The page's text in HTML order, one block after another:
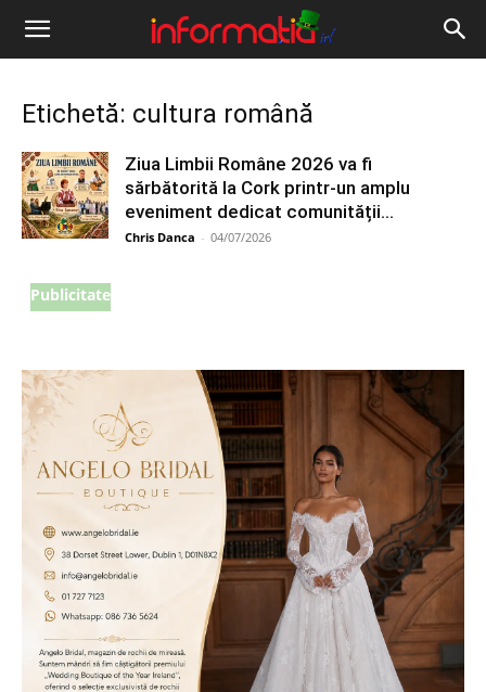
Informația
Etichetă: cultura română
Ziua Limbii Române 2026 va fi
sărbătorită la Cork printr-un amplu
eveniment dedicat comunității...
Chris Danca - 04/07/2026
Publicitate